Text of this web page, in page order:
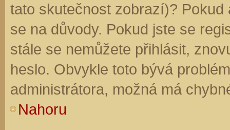
tato skutečnost zobrazí)?
se na důvody. Pokud jste se
stále se nemůžete přihlásit,
heslo. Obvykle toto bývá
administrátora, možná má
Nahoru